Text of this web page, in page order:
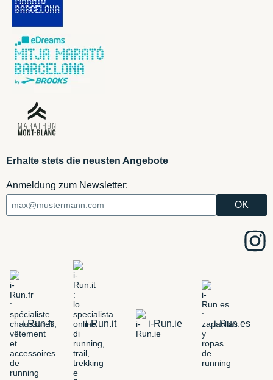
Erhalte stets die neusten Angebote
Anmeldung zum Newsletter:
i-Run.fr i-Run.it i-Run.ie i-Run.es